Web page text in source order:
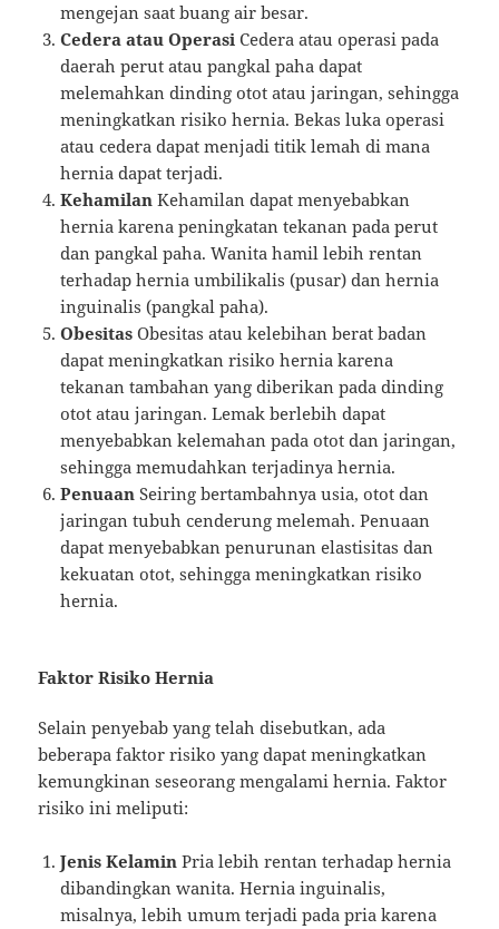
mengejan saat buang air besar.
Cedera atau Operasi Cedera atau operasi pada
daerah perut atau pangkal paha dapat
melemahkan dinding otot atau jaringan, sehingga
meningkatkan risiko hernia. Bekas luka operasi
atau cedera dapat menjadi titik lemah di mana
hernia dapat terjadi.
Kehamilan Kehamilan dapat menyebabkan
hernia karena peningkatan tekanan pada perut
dan pangkal paha. Wanita hamil lebih rentan
terhadap hernia umbilikalis (pusar) dan hernia
inguinalis (pangkal paha).
Obesitas Obesitas atau kelebihan berat badan
dapat meningkatkan risiko hernia karena
tekanan tambahan yang diberikan pada dinding
otot atau jaringan. Lemak berlebih dapat
menyebabkan kelemahan pada otot dan jaringan,
sehingga memudahkan terjadinya hernia.
Penuaan Seiring bertambahnya usia, otot dan
jaringan tubuh cenderung melemah. Penuaan
dapat menyebabkan penurunan elastisitas dan
kekuatan otot, sehingga meningkatkan risiko
hernia.
Faktor Risiko Hernia
Selain penyebab yang telah disebutkan, ada
beberapa faktor risiko yang dapat meningkatkan
kemungkinan seseorang mengalami hernia. Faktor
risiko ini meliputi:
Jenis Kelamin Pria lebih rentan terhadap hernia
dibandingkan wanita. Hernia inguinalis,
misalnya, lebih umum terjadi pada pria karena